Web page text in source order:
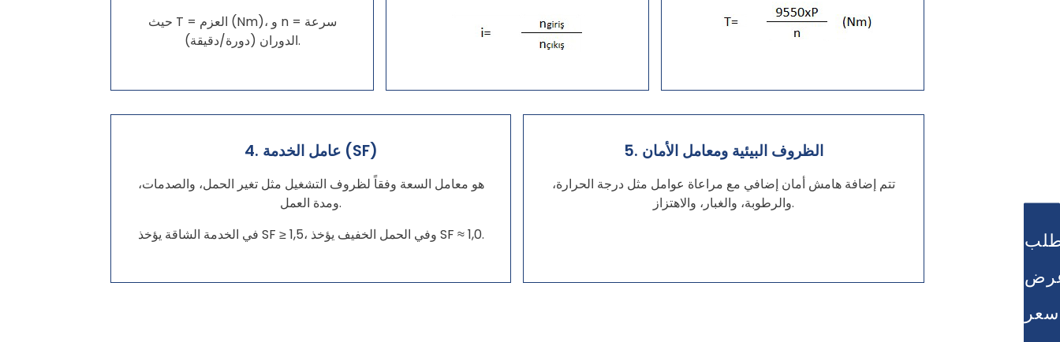
حيث T = العزم (Nm)، و n = سرعة
الدوران (دورة/دقيقة).
4. عامل الخدمة (SF)
هو معامل السعة وفقاً لظروف التشغيل مثل تغير الحمل، والصدمات،
ومدة العمل.
في الخدمة الشاقة يؤخذ SF ≥ 1,5، وفي الحمل الخفيف يؤخذ SF ≈ 1,0.
5. الظروف البيئية ومعامل الأمان
تتم إضافة هامش أمان إضافي مع مراعاة عوامل مثل درجة الحرارة،
والرطوبة، والغبار، والاهتزاز.
سعر